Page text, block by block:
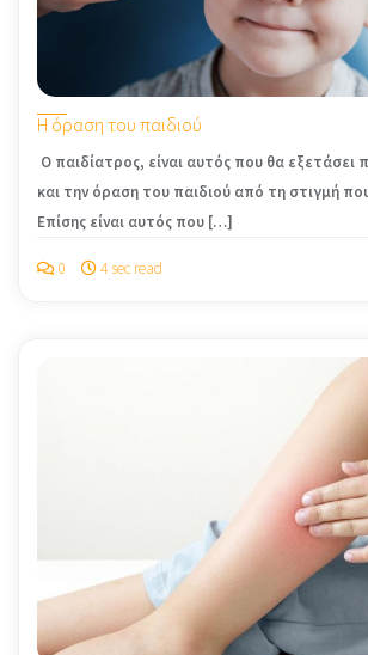
Η όραση του παιδιού
Ο παιδίατρος, είναι αυτός που θα
και την όραση του παιδιού από τη στιγμή
Επίσης είναι αυτός που […]
0 4 sec read